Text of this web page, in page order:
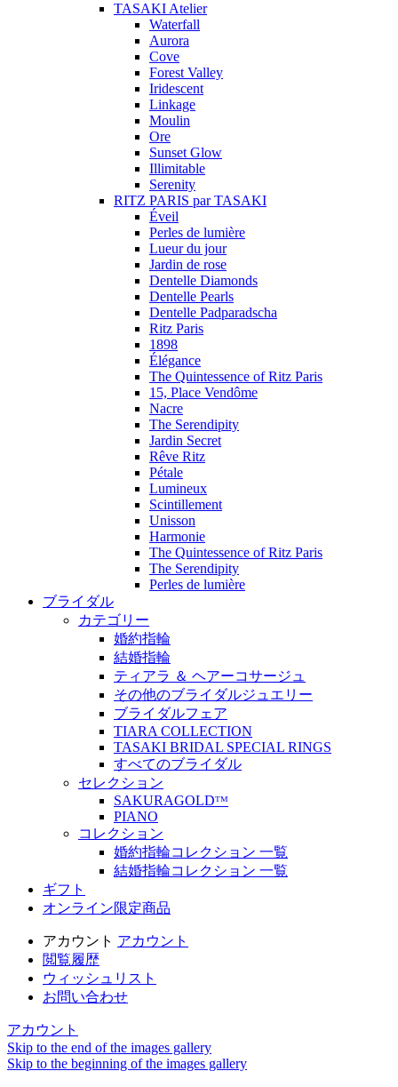
TASAKI Atelier
Waterfall
Aurora
Cove
Forest Valley
Iridescent
Linkage
Moulin
Ore
Sunset Glow
Illimitable
Serenity
RITZ PARIS par TASAKI
Éveil
Perles de lumière
Lueur du jour
Jardin de rose
Dentelle Diamonds
Dentelle Pearls
Dentelle Padparadscha
Ritz Paris
1898
Élégance
The Quintessence of Ritz Paris
15, Place Vendôme
Nacre
The Serendipity
Jardin Secret
Rêve Ritz
Pétale
Lumineux
Scintillement
Unisson
Harmonie
The Quintessence of Ritz Paris
The Serendipity
Perles de lumière
ブライダル
カテゴリー
婚約指輪
結婚指輪
ティアラ ＆ ヘアーコサージュ
その他のブライダルジュエリー
ブライダルフェア
TIARA COLLECTION
TASAKI BRIDAL SPECIAL RINGS
すべてのブライダル
セレクション
SAKURAGOLDᵀᴹ
PIANO
コレクション
婚約指輪コレクション 一覧
結婚指輪コレクション 一覧
ギフト
オンライン限定商品
アカウント アカウント
閲覧履歴
ウィッシュリスト
お問い合わせ
アカウント
Skip to the end of the images gallery
Skip to the beginning of the images gallery